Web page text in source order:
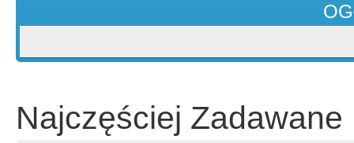
Najczęściej Zadawane